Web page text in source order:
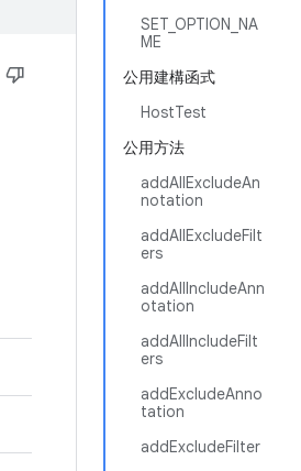
SET_OPTION_NA
ME
公用建構函式
HostTest
公用方法
addAllExcludeAn
notation
addAllExcludeFilt
ers
addAllIncludeAnn
otation
addAllIncludeFilt
ers
addExcludeAnno
tation
addExcludeFilter